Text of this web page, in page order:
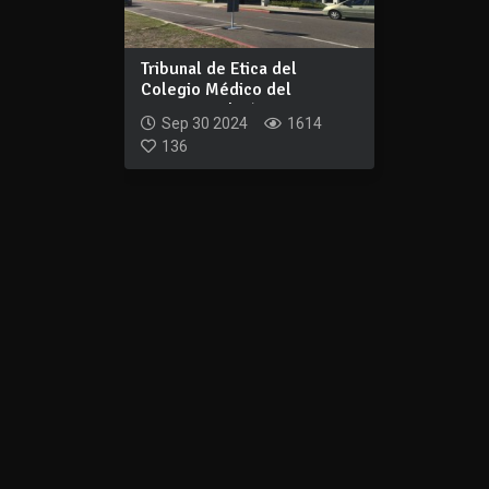
Tribunal de Etica del
Colegio Médico del
Uruguay aplicó una...
Sep 30 2024
1614
136